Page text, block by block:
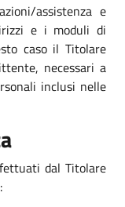
assistenza e
e i moduli di
caso il Titolare
necessari a
inclusi nelle
dal Titolare